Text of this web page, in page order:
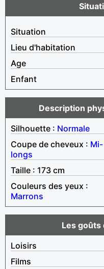
Situation
Lieu d'habitation
Age
Enfant
Description
Silhouette : Normale
Coupe de cheveux : Mi-
longs
Taille : 173 cm
Couleurs des yeux :
Marrons
Les
Loisirs
Films